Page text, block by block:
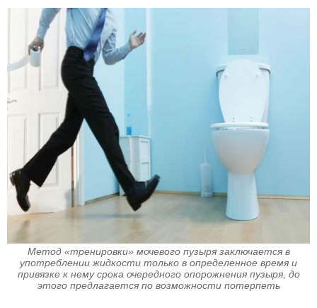
Метод «тренировки» мочевого пузыря заключается в
употреблении жидкости только в определенное время и
привязке к нему срока очередного опорожнения пузыря, до
этого предлагается по возможности потерпеть